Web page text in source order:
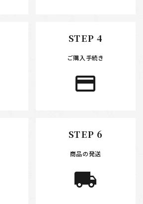
STEP 4
ご購入手続き
payment
STEP 6
商品の発送
local_shipping